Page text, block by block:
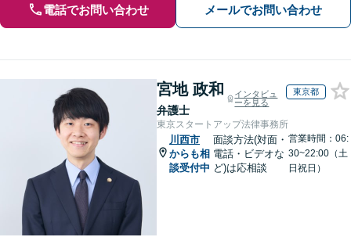
電話でお問い合わせ メールでお問い合わせ
宮地 政和
弁護士
インタビュ
ーを見る
東京都
東京スタートアップ法律事務所
川西市
からも相
談受付中
面談方法(対面・
電話・ビデオな
ど)は応相談
営業時間：06:
30~22:00（土
日祝日）